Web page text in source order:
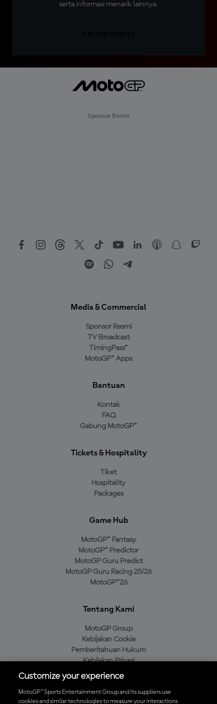
serta informasi menarik lainnya.
Sponsor Resmi
Media & Commercial
Sponsor Resmi
TV Broadcast
TimingPass™
MotoGP™ Apps
Bantuan
Kontak
FAQ
Gabung MotoGP™
Tickets & Hospitality
Tiket
Hospitality
Packages
Game Hub
MotoGP™ Fantasy
MotoGP™ Predictor
MotoGP Guru Predict
MotoGP Guru Racing 25/26
MotoGP™26
Tentang Kami
MotoGP Group
Kebijakan Cookie
Pemberitahuan Hukum
Kebijakan Privasi
Kebijakan Pembelian
Customize your experience
MotoGP™ Sports Entertainment Group and its suppliers use
cookies and similar technologies to measure your interactions